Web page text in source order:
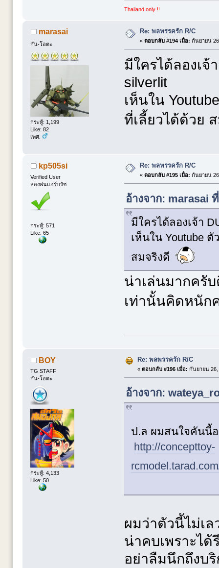
Thailand only !!
marasai
กัน-โอตะ
กระทู้: 1,199
Like: 82
เพศ:
Re: พลพรรครัก R/C
« ตอบกลับ #194 เมื่อ: กันยายน
มีใครได้ลองเจ้
silverlit
เห็นใน
ที่เลี้ยวได้ด้วย
kp505si
Verified User
ลองพ่นแอร์บรัช
กระทู้: 571
Like: 65
Re: พลพรรครัก R/C
« ตอบกลับ #195 เมื่อ: กันยายน
อ้างจาก: marasai
มีใครได้ลองเจ้า
เห็นใน Youtube
สมจริงดี
น่าเล่นมากครั
เท่านั้นคิดหนัก
BOY
TG STAFF
กัน-โอตะ
กระทู้: 4,133
Like: 50
Re: พลพรรครัก R/C
« ตอบกลับ #196 เมื่อ: กันยายน 26,
อ้างจาก:
ป.ล ผมสนใจคันนี้
http://concepttoy-
ผมว่าตัวนี้ไม่เล
น่าคบเพราะไ
อย่าลืมนึกถึงบ